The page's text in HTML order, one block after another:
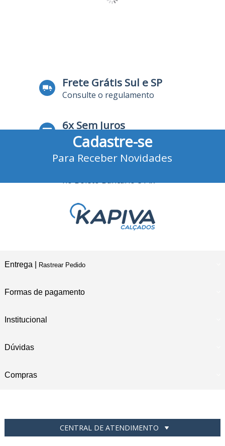
Frete Grátis Sul e SP
Consulte o regulamento
6x Sem Juros
no Cartão de Crédito
no Boleto Bancário e Pix
Cadastre-se
Para Receber Novidades
Entrega | Rastrear Pedido
Formas de pagamento
Institucional
Dúvidas
Compras
CENTRAL DE ATENDIMENTO